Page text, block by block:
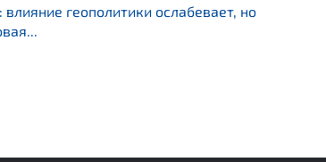
геополитики ослабевает, но